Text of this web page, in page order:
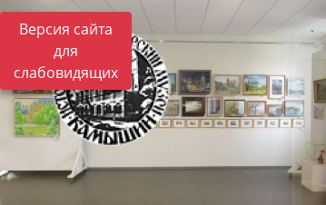
Версия сайта
для
слабовидящих